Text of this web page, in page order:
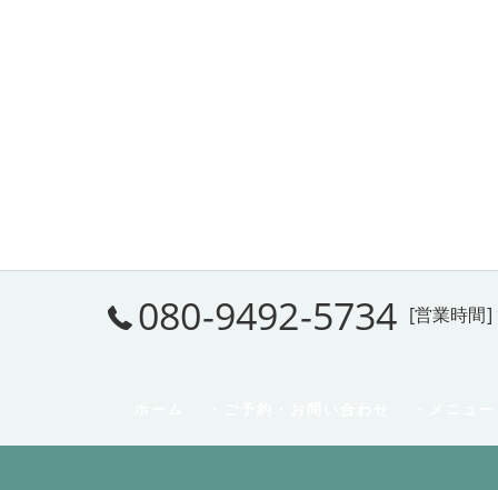
080-9492-5734 [営業時間